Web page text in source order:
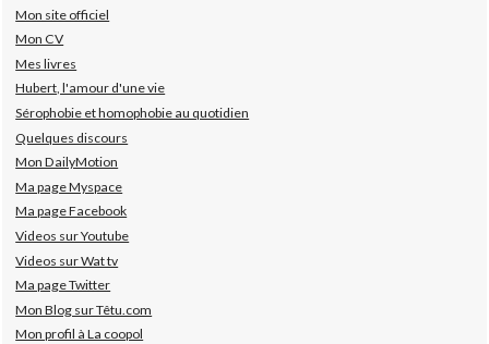
Mon site officiel
Mon CV
Mes livres
Hubert, l'amour d'une vie
Sérophobie et homophobie au quotidien
Quelques discours
Mon DailyMotion
Ma page Myspace
Ma page Facebook
Videos sur Youtube
Videos sur Wat tv
Ma page Twitter
Mon Blog sur Têtu.com
Mon profil à La coopol